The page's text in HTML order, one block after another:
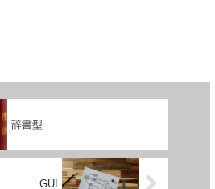
辞書型
GUI